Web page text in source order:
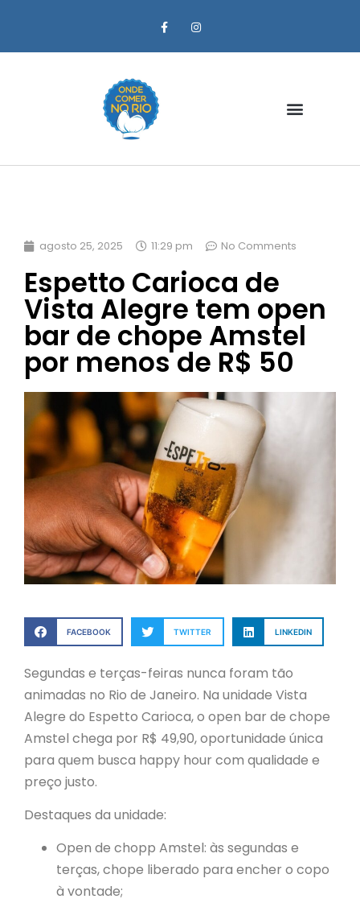
agosto 25, 2025 11:29 pm No Comments
Espetto Carioca de
Vista Alegre tem open
bar de chope Amstel
por menos de R$ 50
FACEBOOK TWITTER LINKEDIN
Segundas e terças-feiras nunca foram tão
animadas no Rio de Janeiro. Na unidade Vista
Alegre do Espetto Carioca, o open bar de chope
Amstel chega por R$ 49,90, oportunidade única
para quem busca happy hour com qualidade e
preço justo.
Destaques da unidade:
Open de chopp Amstel: às segundas e
terças, chope liberado para encher o copo
à vontade;